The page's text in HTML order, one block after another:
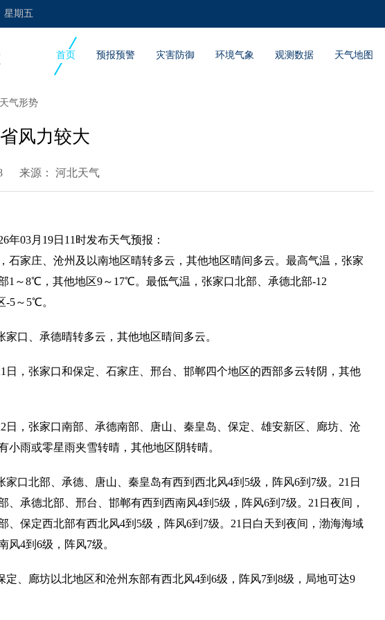
星期五
首页 预报预警 灾害防御 环境气象 观测数据 天气地图
天气形势
风力较大
来源： 河北天气
年03月19日11时发布天气预报：
石家庄、沧州及以南地区晴转多云，其他地区晴间多云。最高气温，张家
1～8℃，其他地区9～17℃。最低气温，张家口北部、承德北部-12
-5～5℃。
家口、承德晴转多云，其他地区晴间多云。
日，张家口和保定、石家庄、邢台、邯郸四个地区的西部多云转阴，其他
日，张家口南部、承德南部、唐山、秦皇岛、保定、雄安新区、廊坊、沧
小雨或零星雨夹雪转晴，其他地区阴转晴。
家口北部、承德、唐山、秦皇岛有西到西北风4到5级，阵风6到7级。 21日
、承德北部、邢台、邯郸有西到西南风4到5级，阵风6到7级。21日夜间，
、保定西北部有西北风4到5级，阵风6到7级。21日白天到夜间，渤海海域
风4到6级，阵风7级。
定、廊坊以北地区和沧州东部有西北风4到6级，阵风7到8级，局地可达9